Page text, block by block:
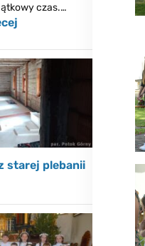
czas.…
starej plebanii